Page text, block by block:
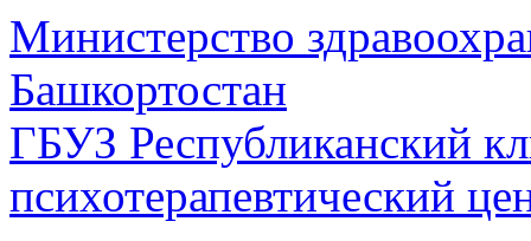
Министерство
Башкортостан
ГБУЗ Республиканский
психотерапевтический